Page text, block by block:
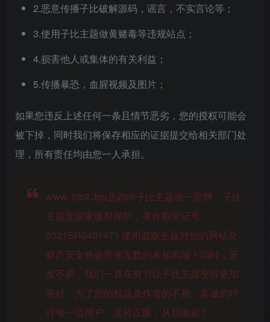
2.恶意传播子比破解源码，谣言，不实言论等；
3.使用子比主题做黄赌毒等违规站点；
4.损害他人或集体的有关利益；
5.传播暴恐，血腥视频及图片；
如果您违反上述任何一条且情节恶劣，您的授权可能会
被下掉，同时我们将保存相应的证据提交给相关部门处
理，所有责任均由您一人承担。
www. zibll .top是Zibll子比主题唯一官网，子比
主题受国家版权保护，著作权登记号：
2021SR0401471 使用盗版主题对您的网站及
财产安全将会带来无数的未知风险！同时，开
发不易，我们一直在努力让子比主题变得更加
美好，为了您的权益及作者的不易，真诚的呼
吁每一位用户：支持正版，从我做起！